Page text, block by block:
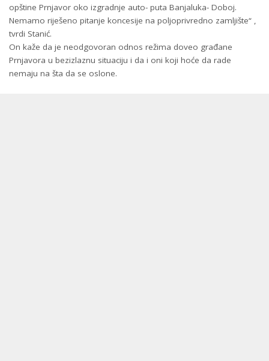
opštine Prnjavor oko izgradnje auto- puta Banjaluka- Doboj.
Nemamo riješeno pitanje koncesije na poljoprivredno zamljište“ ,
tvrdi Stanić.
On kaže da je neodgovoran odnos režima doveo građane
Prnjavora u bezizlaznu situaciju i da i oni koji hoće da rade
nemaju na šta da se oslone.